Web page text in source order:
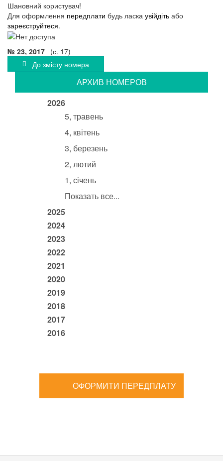
Шановний користувач!
Для оформлення передплати будь ласка увійдіть або
зареєструйтеся.
№ 23, 2017 (с. 17)
До змісту номера
АРХИВ НОМЕРОВ
2026
5, травень
4, квітень
3, березень
2, лютий
1, січень
Показать все...
2025
2024
2023
2022
2021
2020
2019
2018
2017
2016
ОФОРМИТИ ПЕРЕДПЛАТУ